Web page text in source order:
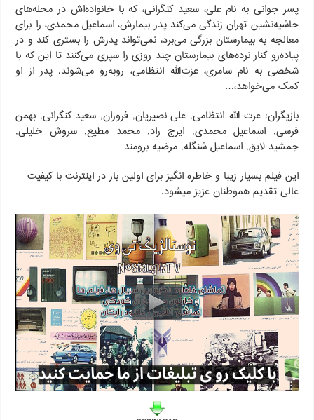
پسر جوانی به نام علی، سعید کنگرانی، که با خانواده‌اش در محله‌های
حاشیه‌نشین تهران زندگی می‌کند پدر بیمارش، اسماعیل محمدی، را برای
معالجه به بیمارستان بزرگی می‌برد، نمی‌تواند پدرش را بستری کند و در
پیاده‌رو کنار نرده‌های بیمارستان چند روزی را سپری می‌کنند تا این که با
شخصی به نام سامری، عزت‌الله انتظامی، روبه‌رو می‌شوند. پدر از او
کمک می‌خواهد،…
بازیگران: عزت الله انتظامی, علی نصیریان, فروزان, سعید کنگرانی, بهمن
فرسی, اسماعیل محمدی, ایرج راد, محمد مطیع, سروش خلیلی,
جمشید لایق, اسماعیل شنگله, مرضیه برومند
این فیلم بسیار زیبا و خاطره انگیز برای اولین بار در اینترنت با کیفیت
عالی تقدیم هموطنان عزیز میشود.